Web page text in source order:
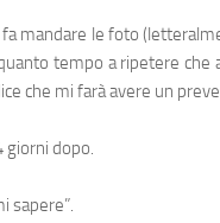
mandare le foto
tempo a ripetere che
che mi farà avere un
giorni dopo.
sapere”.